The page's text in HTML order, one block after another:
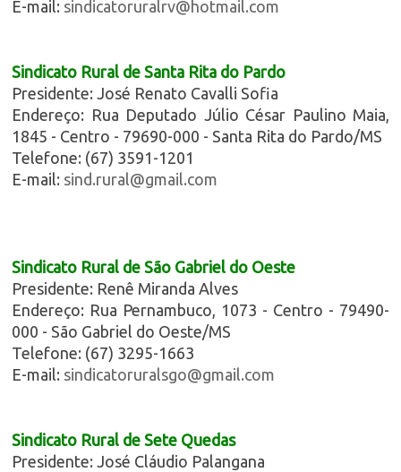
E-mail: sindicatoruralrv@hotmail.com
Sindicato Rural de Santa Rita do Pardo
Presidente: José Renato Cavalli Sofia
Endereço: Rua Deputado Júlio César Paulino Maia,
1845 - Centro - 79690-000 - Santa Rita do Pardo/MS
Telefone: (67) 3591-1201
E-mail: sind.rural@gmail.com
Sindicato Rural de São Gabriel do Oeste
Presidente: Renê Miranda Alves
Endereço: Rua Pernambuco, 1073 - Centro - 79490-
000 - São Gabriel do Oeste/MS
Telefone: (67) 3295-1663
E-mail: sindicatoruralsgo@gmail.com
Sindicato Rural de Sete Quedas
Presidente: José Cláudio Palangana